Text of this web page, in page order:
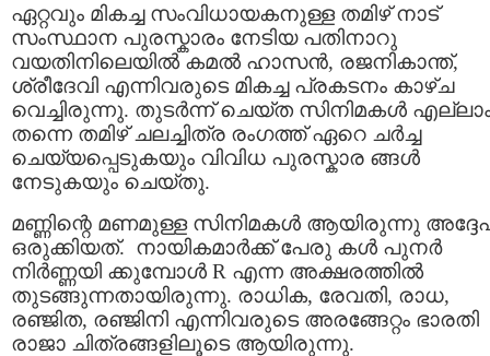
ഏറ്റവും മികച്ച സംവിധായകനുള്ള തമിഴ്‌ നാട്
സംസ്ഥാന പുരസ്കാരം നേടിയ പതിനാറു
വയതിനിലെയിൽ കമൽ ഹാസൻ, രജനികാന്ത്,
ശ്രീദേവി എന്നിവരുടെ മികച്ച പ്രകടനം കാഴ്ച
വെച്ചിരുന്നു. തുടർന്ന് ചെയ്ത സിനിമകൾ
തന്നെ തമിഴ് ചലച്ചിത്ര രംഗത്ത് ഏറെ ചർച്ച
ചെയ്യപ്പെടുകയും വിവിധ പുരസ്കാര ങ്ങൾ
നേടുകയും ചെയ്തു.
മണ്ണിന്റെ മണമുള്ള സിനിമകൾ ആയിരുന്നു
ഒരുക്കിയത്. നായികമാർക്ക് പേരു കൾ പുനർ
നിർണ്ണയി ക്കുമ്പോൾ R എന്ന അക്ഷരത്തിൽ
തുടങ്ങുന്നതായിരുന്നു. രാധിക, രേവതി, രാധ,
രഞ്ജിത, രഞ്ജിനി എന്നിവരുടെ അരങ്ങേറ്റം ഭാരതി
രാജാ ചിത്രങ്ങളിലൂടെ ആയിരുന്നു.